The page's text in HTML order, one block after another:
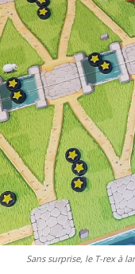
Sans surprise, le T-rex à